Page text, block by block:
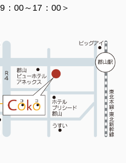
：00～17：00＞